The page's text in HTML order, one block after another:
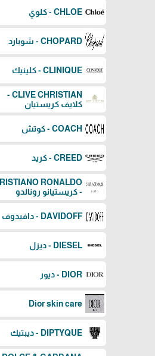
CHLOE - كلوي
CHOPARD - شوبارد
CLINIQUE - كلينيك
CLIVE CHRISTIAN -
كلايف كريستيان
COACH - كوتش
CREED - كريد
RONALDO
- كريستيانو رونالدو
DAVIDOFF - دافيدوف
DIESEL - ديزل
DIOR - ديور
Dior skin care
DIPTYQUE - ديبتيك